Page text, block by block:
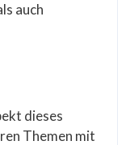
auch
dieses
Themen mit